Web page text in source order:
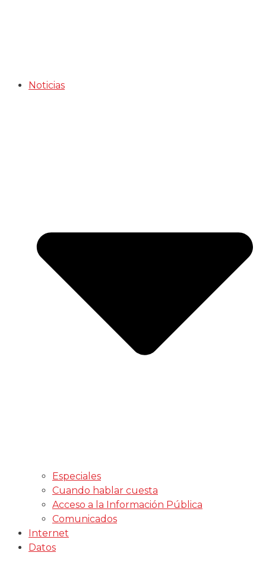
Noticias
Especiales
Cuando hablar cuesta
Acceso a la Información Pública
Comunicados
Internet
Datos